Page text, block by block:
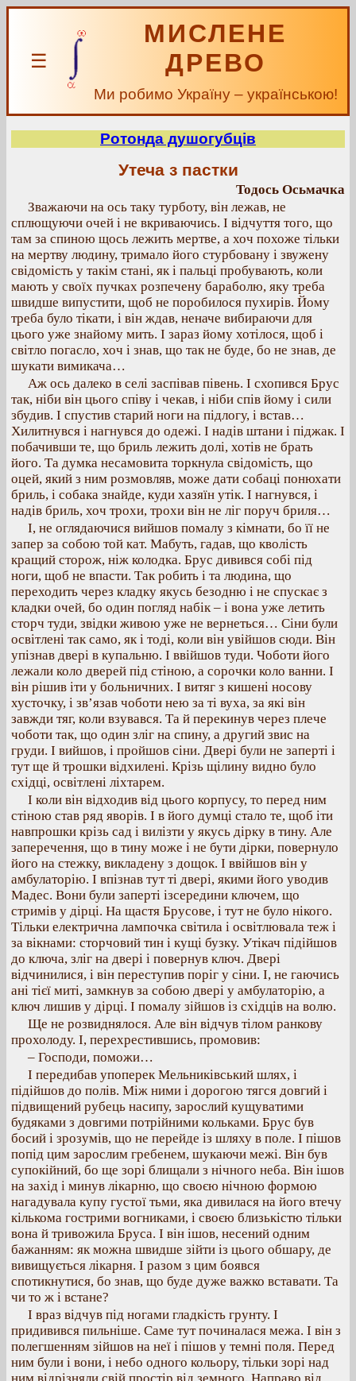
☰
МИСЛЕНЕ
ДРЕВО
Ми робимо Україну – українською!
Ротонда душогубців
Утеча з пастки
Тодось Осьмачка
Зважаючи на ось таку турботу, він лежав, не
сплющуючи очей і не вкриваючись. І відчуття того, що
там за спиною щось лежить мертве, а хоч похоже тільки
на мертву людину, тримало його стурбовану і звужену
свідомість у такім стані, як і пальці пробувають, коли
мають у своїх пучках розпечену бараболю, яку треба
швидше випустити, щоб не поробилося пухирів. Йому
треба було тікати, і він ждав, неначе вибираючи для
цього уже знайому мить. І зараз йому хотілося, щоб і
світло погасло, хоч і знав, що так не буде, бо не знав, де
шукати вимикача…
Аж ось далеко в селі заспівав півень. І схопився Брус
так, ніби він цього співу і чекав, і ніби спів йому і сили
збудив. І спустив старий ноги на підлогу, і встав…
Хилитнувся і нагнувся до одежі. І надів штани і піджак. І
побачивши те, що бриль лежить долі, хотів не брать
його. Та думка несамовита торкнула свідомість, що
оцей, який з ним розмовляв, може дати собаці понюхати
бриль, і собака знайде, куди хазяїн утік. І нагнувся, і
надів бриль, хоч трохи, трохи він не ліг поруч бриля…
І, не оглядаючися вийшов помалу з кімнати, бо її не
запер за собою той кат. Мабуть, гадав, що кволість
кращий сторож, ніж колодка. Брус дивився собі під
ноги, щоб не впасти. Так робить і та людина, що
переходить через кладку якусь безодню і не спускає з
кладки очей, бо один погляд набік – і вона уже летить
сторч туди, звідки живою уже не вернеться… Сіни були
освітлені так само, як і тоді, коли він увійшов сюди. Він
упізнав двері в купальню. І ввійшов туди. Чоботи його
лежали коло дверей під стіною, а сорочки коло ванни. І
він рішив іти у больничних. І витяг з кишені носову
хусточку, і зв’язав чоботи нею за ті вуха, за які він
завжди тяг, коли взувався. Та й перекинув через плече
чоботи так, що один зліг на спину, а другий звис на
груди. І вийшов, і пройшов сіни. Двері були не заперті і
тут ще й трошки відхилені. Крізь щілину видно було
східці, освітлені ліхтарем.
І коли він відходив від цього корпусу, то перед ним
стіною став ряд яворів. І в його думці стало те, щоб іти
навпрошки крізь сад і вилізти у якусь дірку в тину. Але
заперечення, що в тину може і не бути дірки, повернуло
його на стежку, викладену з дощок. І ввійшов він у
амбулаторію. І впізнав тут ті двері, якими його уводив
Мадес. Вони були заперті ізсередини ключем, що
стримів у дірці. На щастя Брусове, і тут не було нікого.
Тільки електрична лампочка світила і освітлювала теж і
за вікнами: сторчовий тин і кущі бузку. Утікач підійшов
до ключа, зліг на двері і повернув ключ. Двері
відчинилися, і він переступив поріг у сіни. І, не гаючись
ані тієї миті, замкнув за собою двері у амбулаторію, а
ключ лишив у дірці. І помалу зійшов із східців на волю.
Ще не розвиднялося. Але він відчув тілом ранкову
прохолоду. І, перехрестившись, промовив:
– Господи, поможи…
І передибав упоперек Мельниківський шлях, і
підійшов до полів. Між ними і дорогою тягся довгий і
підвищений рубець насипу, зарослий кущуватими
будяками з довгими потрійними кольками. Брус був
босий і зрозумів, що не перейде із шляху в поле. І пішов
попід цим зарослим гребенем, шукаючи межі. Він був
супокійний, бо ще зорі блищали з нічного неба. Він ішов
на захід і минув лікарню, що своєю нічною формою
нагадувала купу густої тьми, яка дивилася на його втечу
кількома гострими вогниками, і своєю близькістю тільки
вона й тривожила Бруса. І він ішов, несений одним
бажанням: як можна швидше зійти із цього обшару, де
вивищується лікарня. І разом з цим боявся
спотикнутися, бо знав, що буде дуже важко вставати. Та
чи то ж і встане?
І враз відчув під ногами гладкість грунту. І
придивився пильніше. Саме тут починалася межа. І він з
полегшенням зійшов на неї і пішов у темні поля. Перед
ним були і вони, і небо одного кольору, тільки зорі над